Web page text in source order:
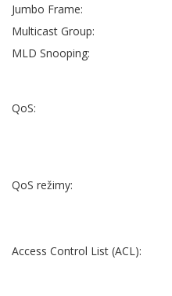
Jumbo Frame:
Multicast Group:
MLD Snooping:
QoS:
QoS režimy:
Access Control List (ACL):